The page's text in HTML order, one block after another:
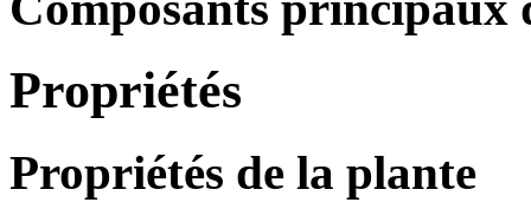
Propriétés
Propriétés de la plante